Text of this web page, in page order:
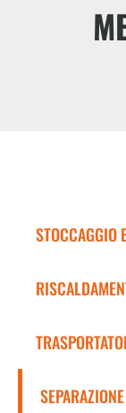
STOCCAGGIO
SEPARAZIONE